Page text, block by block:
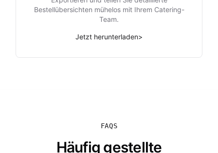
Bestellübersichten mühelos mit Ihrem Catering-
Team.
Jetzt herunterladen>
FAQS
Häufig gestellte